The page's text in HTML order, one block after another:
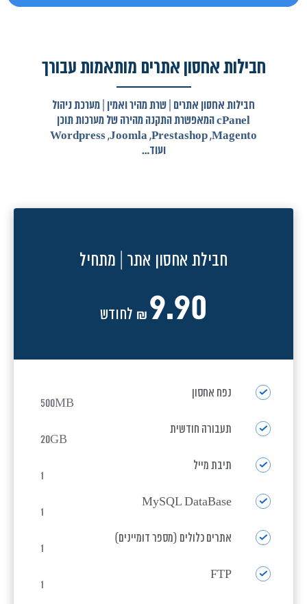
חבילות אחסון אתרים מותאמות עבורך
חבילות אחסון אתרים | שרת מהיר ואמין | מערכת ניהול
cPanel המאפשרת התקנה מהירה של מערכות תוכן
Wordpress ,Joomla ,Prestashop ,Magento
ועוד…
חבילת אחסון אתר | מתחיל
9.90
₪ לחודש
נפח אחסון
500MB
תעבורה חודשית
20GB
תיבת מייל
1
MySQL DataBase
1
אתרים כלולים (מספר דומיינים)
1
FTP
1